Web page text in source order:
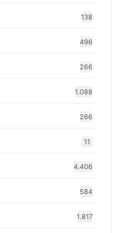
138
496
266
1.088
266
11
4.406
584
1.817